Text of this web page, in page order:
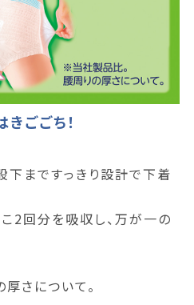
ごごち！
下まですっきり設計で下着
2回分を吸収し、万が一の
さについて。